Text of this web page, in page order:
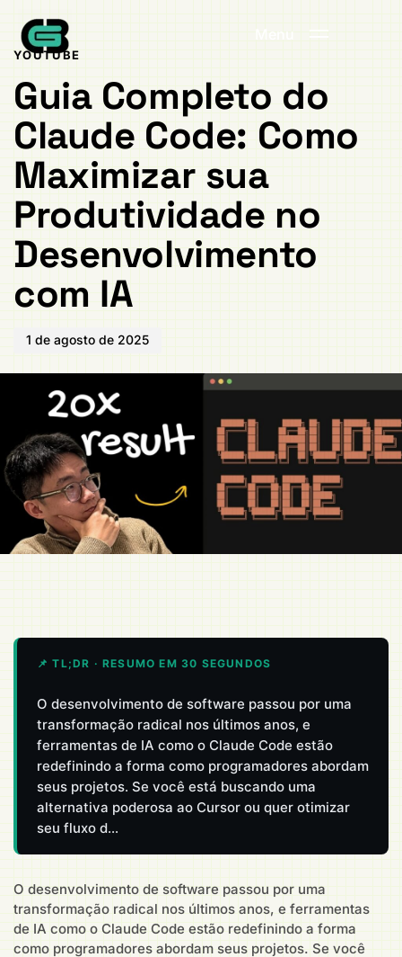
Menu
EM:
YOUTUBE
Guia Completo do
Claude Code: Como
Maximizar sua
Produtividade no
Desenvolvimento
com IA
em:
1 de agosto de 2025
📌 TL;DR · RESUMO EM 30 SEGUNDOS
O desenvolvimento de software passou por uma
transformação radical nos últimos anos, e
ferramentas de IA como o Claude Code estão
redefinindo a forma como programadores abordam
seus projetos. Se você está buscando uma
alternativa poderosa ao Cursor ou quer otimizar
seu fluxo d…
O desenvolvimento de software passou por uma
transformação radical nos últimos anos, e ferramentas
de IA como o Claude Code estão redefinindo a forma
como programadores abordam seus projetos. Se você